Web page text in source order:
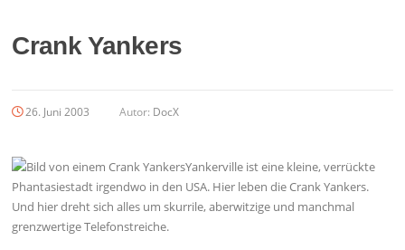
Crank Yankers
26. Juni 2003 Autor: DocX
Yankerville ist eine kleine, verrückte
Phantasiestadt irgendwo in den USA. Hier leben die Crank Yankers.
Und hier dreht sich alles um skurrile, aberwitzige und manchmal
grenzwertige Telefonstreiche.